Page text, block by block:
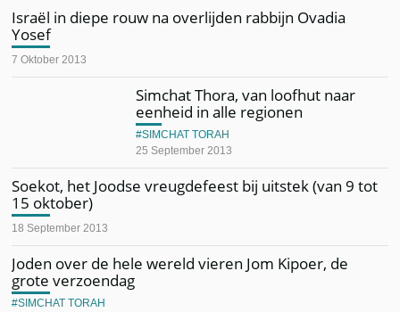
Israël in diepe rouw na overlijden rabbijn Ovadia
Yosef
7 Oktober 2013
Simchat Thora, van loofhut naar
eenheid in alle regionen
25 September 2013
SIMCHAT TORAH
Soekot, het Joodse vreugdefeest bij uitstek (van 9 tot
15 oktober)
18 September 2013
Joden over de hele wereld vieren Jom Kipoer, de
grote verzoendag
SIMCHAT TORAH